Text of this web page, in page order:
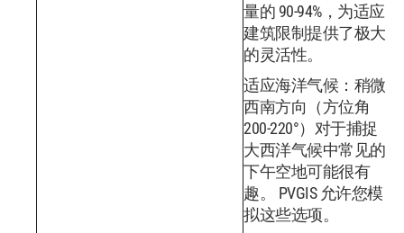
量的 90-94%，为适应
建筑限制提供了极大
的灵活性。
适应海洋气候：稍微
西南方向（方位角
200-220°）对于捕捉
大西洋气候中常见的
下午空地可能很有
趣。 PVGIS 允许您模
拟这些选项。